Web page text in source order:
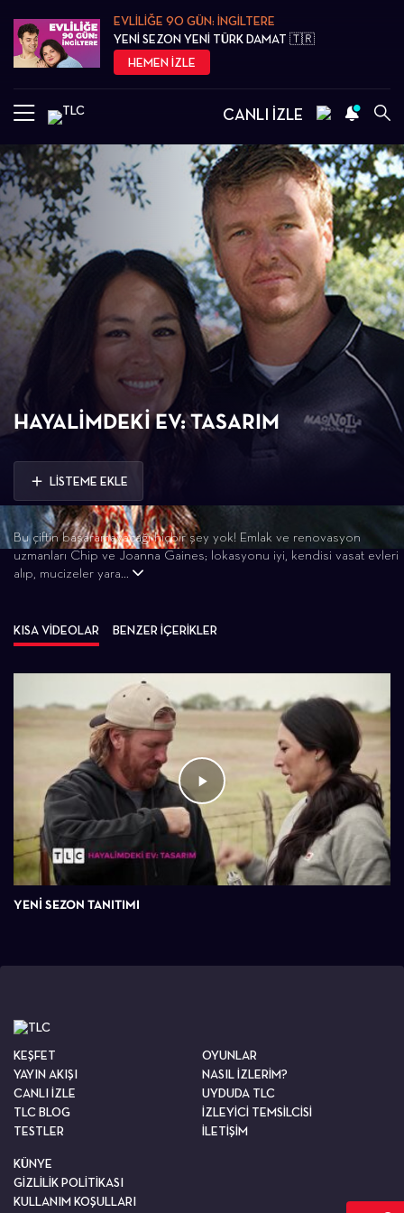
EVLİLİĞE 90 GÜN: İNGİLTERE
YENİ SEZON YENİ TÜRK DAMAT 🇹🇷
HEMEN İZLE
CANLI İZLE
HAYALIMDEKI EV: TASARIM
LİSTEME EKLE
Bu çiftin başaramayacağı hiçbir şey yok! Emlak ve renovasyon
uzmanları Chip ve Joanna Gaines; lokasyonu iyi, kendisi vasat evleri
alıp, mucizeler yara...
KISA VİDEOLAR BENZER İÇERİKLER
YENI SEZON TANITIMI
KEŞFET
YAYIN AKIŞI
CANLI İZLE
TLC BLOG
TESTLER
OYUNLAR
NASIL İZLERİM?
UYDUDA TLC
İZLEYİCİ TEMSİLCİSİ
İLETİŞİM
KÜNYE
GİZLİLİK POLİTİKASI
KULLANIM KOŞULLARI